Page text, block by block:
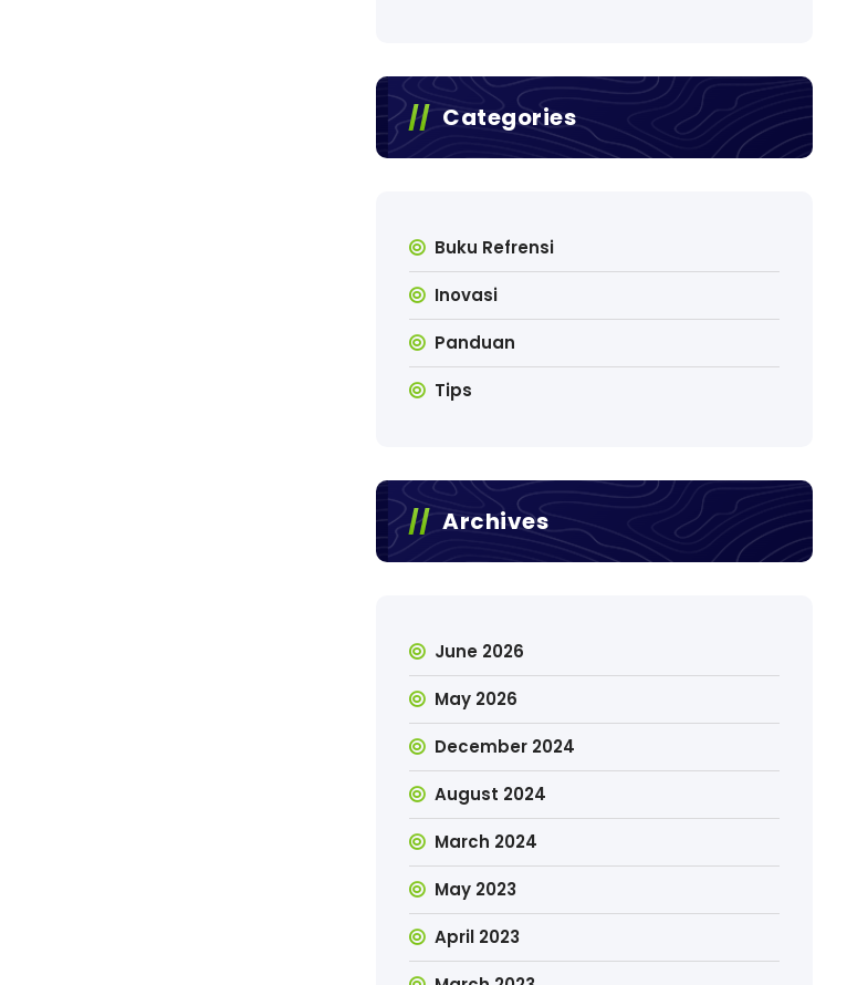
Categories
Buku Refrensi
Inovasi
Panduan
Tips
Archives
June 2026
May 2026
December 2024
August 2024
March 2024
May 2023
April 2023